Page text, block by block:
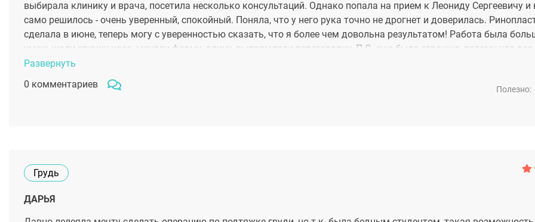
выбирала клинику и врача, посетила несколько консультаций. Однако попала на прием к Леониду Сергеевичу и
само решилось - очень уверенный, спокойный. Поняла, что у него рука точно не дрогнет и доверилась.
сделала в июне, теперь могу с уверенностью сказать, что я более чем довольна результатом! Работа была
уменьшали спинку носа, меняли форму, длину, выпрямляли перегородку. П.С. еще было страшно, потому что
положительные, но прошло всего полгода и пишу такой же, и это самый главный показатель для меня. Если
решусь на маммопластику, доктор уже есть )
Развернуть
0 комментариев
Полезно:
Грудь
ДАРЬЯ